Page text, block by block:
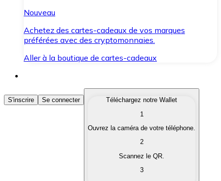
Nouveau
Achetez des cartes-cadeaux de vos marques
préférées avec des cryptomonnaies.
Aller à la boutique de cartes-cadeaux
Acheter des Cryptomonnaies
Achetez les cryptomonnaies qui vous intéressent
Convertissez vos cryptomonnaies en monnaie
S'inscrire Se connecter
Téléchargez notre Wallet
1
Ouvrez la caméra de votre téléphone.
2
Scannez le QR.
3